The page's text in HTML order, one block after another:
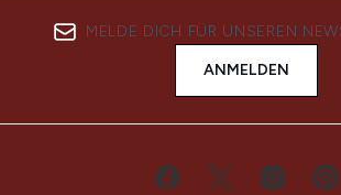
MELDE DICH FÜR UNSEREN
ANMELDEN